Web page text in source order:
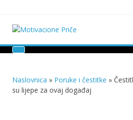
content
Motivacione
Naslovnica » Poruke i čestitke »
su lijepe za ovaj događaj